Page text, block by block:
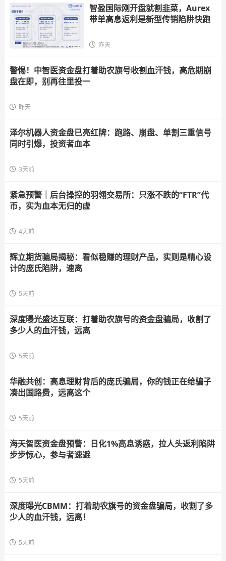
智盈国际刚开盘就割韭菜，Aurex
带单高息返利是新型传销陷阱快跑
昨天
警惕！中智医资金盘打着助农旗号收割血汗钱，高危期崩
盘在即，别再往里投一
昨天
泽尔机器人资金盘已亮红牌：跑路、崩盘、单割三重信号
同时引爆，投资者血本
3天前
紧急预警｜后台操控的羽翎交易所：只涨不跌的“FTR”代
币，实为血本无归的虚
4天前
辉立期货骗局揭秘：看似稳赚的理财产品，实则是精心设
计的庞氏陷阱，速离
5天前
深度曝光盛达互联：打着助农旗号的资金盘骗局，收割了
多少人的血汗钱，远离
5天前
华融共创：高息理财背后的庞氏骗局，你的钱正在给骗子
凑出国路费，远离这个
5天前
海天智医资金盘预警：日化1%高息诱惑，拉人头返利陷阱
步步惊心，参与者速避
5天前
深度曝光CBMM：打着助农旗号的资金盘骗局，收割了多
少人的血汗钱，远离！
5天前